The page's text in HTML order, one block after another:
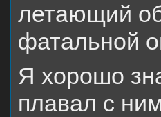
летающий
фатальной
Я хорошо
плавал с